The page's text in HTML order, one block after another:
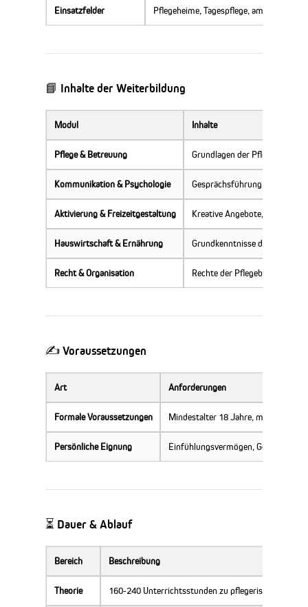
Einsatzfelder Pflegeheime, Tagespflege, ambulante
📘 Inhalte der Weiterbildung
Modul Inhalte
Pflege & Betreuung Grundlagen der Pflege,
Kommunikation & Psychologie Gesprächsführung,
Aktivierung & Freizeitgestaltung Kreative Angebote,
Hauswirtschaft & Ernährung Grundkenntnisse der
Recht & Organisation Rechte der
✍️ Voraussetzungen
Art Anforderungen
Formale Voraussetzungen Mindestalter 18 Jahre, meist
Persönliche Eignung Einfühlungsvermögen, Geduld,
⏳ Dauer & Ablauf
Bereich Beschreibung
Theorie 160-240 Unterrichtsstunden zu pflegerischen,